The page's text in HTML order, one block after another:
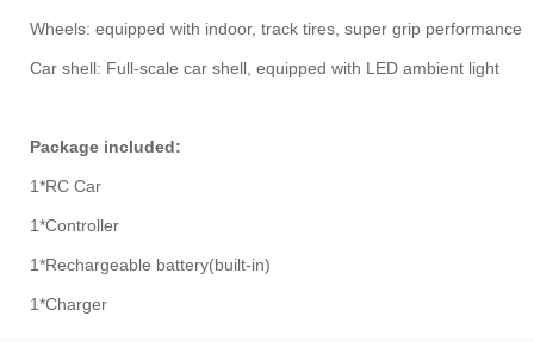
Wheels: equipped with indoor, track tires, super grip performance
Car shell: Full-scale car shell, equipped with LED ambient light
Package included:
1*RC Car
1*Controller
1*Rechargeable battery(built-in)
1*Charger